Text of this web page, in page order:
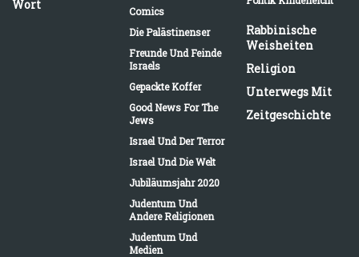
Wort
Comics
Die Palästinenser
Freunde Und Feinde
Israels
Gepackte Koffer
Good News For The
Jews
Israel Und Der Terror
Israel Und Die Welt
Jubiläumsjahr 2020
Judentum Und
Andere Religionen
Judentum Und
Medien
Rabbinische
Weisheiten
Religion
Unterwegs Mit
Zeitgeschichte